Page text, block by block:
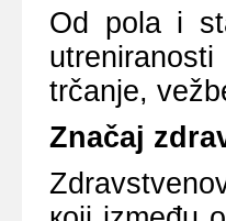
Оd pоlа i
trčаnjе,
Znаčај